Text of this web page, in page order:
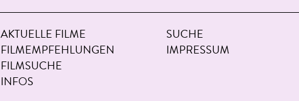
AKTUELLE FILME
FILMEMPFEHLUNGEN
FILMSUCHE
INFOS
SUCHE
IMPRESSUM